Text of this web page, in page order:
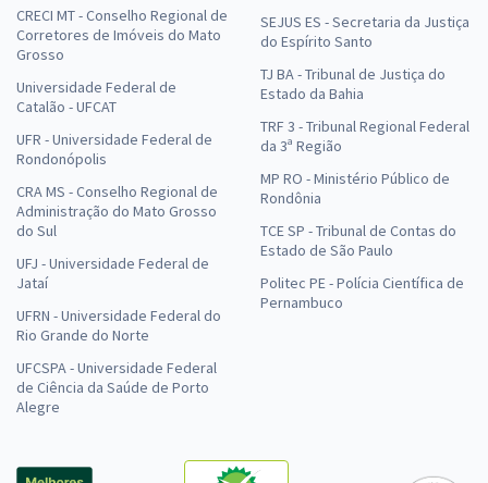
CRECI MT - Conselho Regional de
Corretores de Imóveis do Mato
Grosso
Universidade Federal de
Catalão - UFCAT
UFR - Universidade Federal de
Rondonópolis
CRA MS - Conselho Regional de
Administração do Mato Grosso
do Sul
UFJ - Universidade Federal de
Jataí
UFRN - Universidade Federal do
Rio Grande do Norte
UFCSPA - Universidade Federal
de Ciência da Saúde de Porto
Alegre
SEJUS ES - Secretaria da Justiça
do Espírito Santo
TJ BA - Tribunal de Justiça do
Estado da Bahia
TRF 3 - Tribunal Regional Federal
da 3ª Região
MP RO - Ministério Público de
Rondônia
TCE SP - Tribunal de Contas do
Estado de São Paulo
Politec PE - Polícia Científica de
Pernambuco